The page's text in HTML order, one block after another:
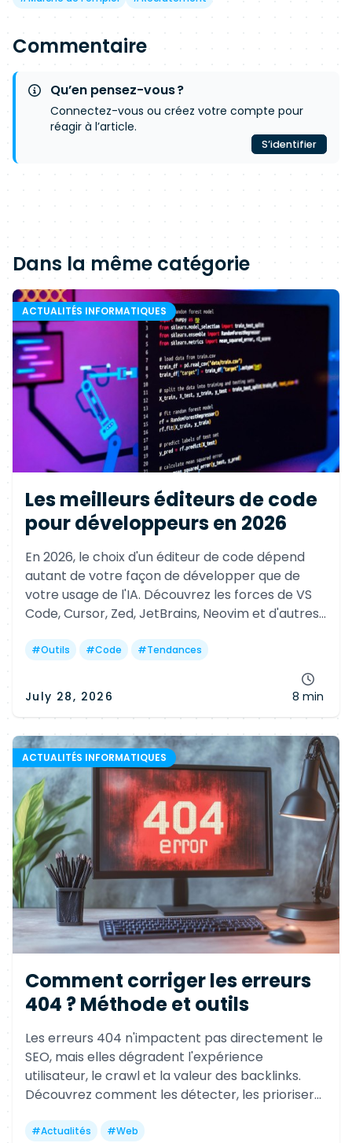
Commentaire
Qu’en pensez-vous ?
Connectez-vous ou créez votre compte pour
réagir à l’article.
S’identifier
Dans la même catégorie
ACTUALITÉS INFORMATIQUES
Les meilleurs éditeurs de code
pour développeurs en 2026
En 2026, le choix d'un éditeur de code dépend
autant de votre façon de développer que de
votre usage de l'IA. Découvrez les forces de VS
Code, Cursor, Zed, JetBrains, Neovim et d'autres
votre profil.
#Outils #Code #Tendances
July 28, 2026 8 min
ACTUALITÉS INFORMATIQUES
Comment corriger les erreurs
404 ? Méthode et outils
Les erreurs 404 n'impactent pas directement le
SEO, mais elles dégradent l'expérience
utilisateur, le crawl et la valeur des backlinks.
Découvrez comment les détecter, les prioriser
et les bonnes pratiques.
#Actualités #Web